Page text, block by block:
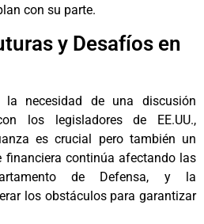
con su parte.
y Desafíos en
necesidad de una discusión
los legisladores de EE.UU.,
es crucial pero también un
financiera continúa afectando las
de Defensa, y la
los obstáculos para garantizar